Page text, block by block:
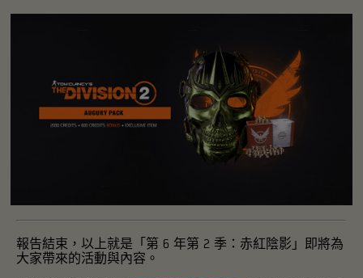
報告結束，以上就是「第 6 年第 2 季：赤紅陰影」即將為
大家帶來的活動與內容。